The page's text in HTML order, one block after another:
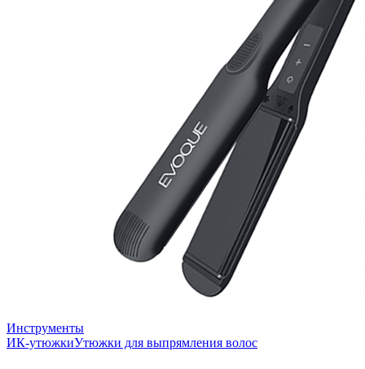
Инструменты
ИК-утюжкиУтюжки для выпрямления волос